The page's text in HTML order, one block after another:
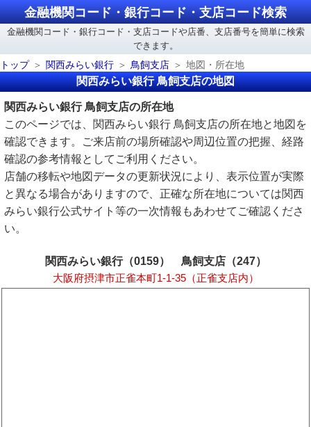
金融機関コード・銀行コード・支店コード検索
金融機関コード・銀行コード・支店コードや店番、支店番号を簡単に検索
できます。
トップ
関西みらい銀行 鳥飼支店 地図・所在地
関西みらい銀行 鳥飼支店の地図
関西みらい銀行 鳥飼支店の所在地
このページでは、関西みらい銀行 鳥飼支店の所在地と地図を
確認できます。ご来店前の場所確認や周辺位置の把握、経路
確認の参考情報としてご利用ください。
店舗の移転や地図データの更新状況により、表示位置が実際
と異なる場合がありますので、正確な所在地については関西
みらい銀行公式サイト等の一次情報もあわせてご確認くださ
い。
関西みらい銀行（0159） 鳥飼支店（247）
大阪府摂津市正雀本町1-1-35（正雀支店内）